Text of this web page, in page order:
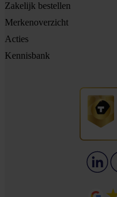
Zakelijk bestellen
Merkenoverzicht
Acties
Kennisbank